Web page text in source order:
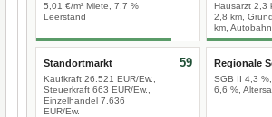
5,01 €/m² Miete, 7,7 %
Leerstand
Hausarzt 2,3
2,8 km,
km,
Standortmarkt
Kaufkraft 26.521 EUR/Ew.,
Steuerkraft 663 EUR/Ew.,
Einzelhandel 7.636
EUR/Ew.
59 Regionale
SGB II 4,3
6,6 %,